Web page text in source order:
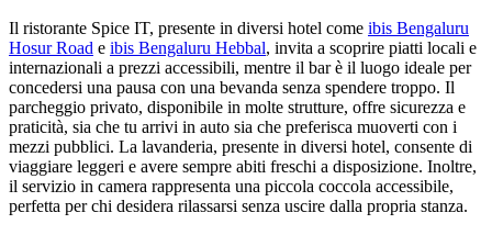
Il ristorante Spice IT, presente in diversi hotel come ibis Bengaluru
Hosur Road e ibis Bengaluru Hebbal, invita a scoprire piatti locali e
internazionali a prezzi accessibili, mentre il bar è il luogo ideale per
concedersi una pausa con una bevanda senza spendere troppo. Il
parcheggio privato, disponibile in molte strutture, offre sicurezza e
praticità, sia che tu arrivi in auto sia che preferisca muoverti con i
mezzi pubblici. La lavanderia, presente in diversi hotel, consente di
viaggiare leggeri e avere sempre abiti freschi a disposizione. Inoltre,
il servizio in camera rappresenta una piccola coccola accessibile,
perfetta per chi desidera rilassarsi senza uscire dalla propria stanza.